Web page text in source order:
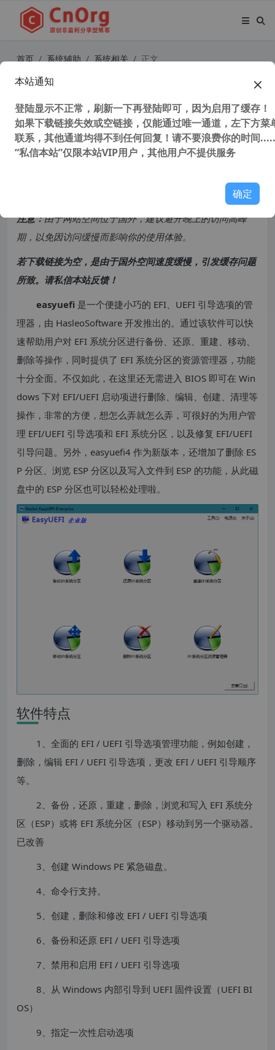
首页 系统辅助 系统相关 正文
EasyUEFI Enterprise (windows启动
项管理工具) v5.1 中文企业破解版
42,208 次浏览次阅读
注意：由于网站空间位于国外，建议避开晚上的访问高峰
期，以免因访问缓慢而影响你的使用体验。
若下载链接为空，是由于国外空间速度缓慢，引发缓存问题
所致。请私信本站反馈！
easyuefi 是一个便捷小巧的 EFI、UEFI 引导选项的管
理器，由 HasleoSoftware 开发推出的。通过该软件可以快
速帮助用户对 EFI 系统分区进行备份、还原、重建、移动、
删除等操作，同时提供了 EFI 系统分区的资源管理器，功能
十分全面。不仅如此，在这里还无需进入 BIOS 即可在 Win
dows 下对 EFI/UEFI 启动项进行删除、编辑、创建、清理等
操作，非常的方便，想怎么弄就怎么弄，可很好的为用户管
理 EFI/UEFI 引导选项和 EFI 系统分区，以及修复 EFI/UEFI
引导问题。另外，easyuefi4 作为新版本，还增加了删除 ES
P 分区、浏览 ESP 分区以及写入文件到 ESP 的功能，从此磁
盘中的 ESP 分区也可以轻松处理啦。
软件特点
1、全面的 EFI / UEFI 引导选项管理功能，例如创建，
删除，编辑 EFI / UEFI 引导选项，更改 EFI / UEFI 引导顺序
等。
2、备份，还原，重建，删除，浏览和写入 EFI 系统分
区（ESP）或将 EFI 系统分区（ESP）移动到另一个驱动器。
已改善
3、创建 Windows PE 紧急磁盘。
4、命令行支持。
5、创建，删除和修改 EFI / UEFI 引导选项
6、备份和还原 EFI / UEFI 引导选项
7、禁用和启用 EFI / UEFI 引导选项
8、从 Windows 内部引导到 UEFI 固件设置（UEFI BI
OS）
9、指定一次性启动选项
本站通知
登陆显示不正常，刷新一下再登陆即可，因为启用了缓存！
如果下载链接失效或空链接，仅能通过唯一通道，左下方菜
联系，其他通道均得不到任何回复！请不要浪费你的时间
“私信本站”仅限本站VIP用户，其他用户不提供服务
确定